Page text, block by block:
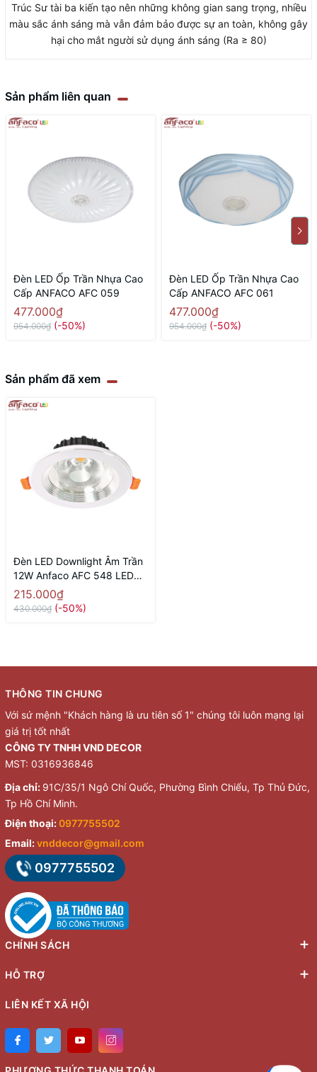
Trúc Sư tài ba kiến tạo nên những không gian sang trọng, nhiều
màu sắc ánh sáng mà vẫn đảm bảo được sự an toàn, không gây
hại cho mắt người sử dụng ánh sáng (Ra ≥ 80)
Sản phẩm liên quan
Đèn LED Ốp Trần Nhựa Cao
Cấp ANFACO AFC 059
477.000₫
954.000₫ (-50%)
Đèn LED Ốp Trần Nhựa Cao
Cấp ANFACO AFC 061
477.000₫
954.000₫ (-50%)
Sản phẩm đã xem
Đèn LED Downlight Âm Trần
12W Anfaco AFC 548 LED
12W
215.000₫
430.000₫ (-50%)
THÔNG TIN CHUNG
Với sứ mệnh "Khách hàng là ưu tiên số 1" chúng tôi luôn mạng lại
giá trị tốt nhất
CÔNG TY TNHH VND DECOR
MST: 0316936846
Địa chỉ: 91C/35/1 Ngô Chí Quốc, Phường Bình Chiểu, Tp Thủ Đức,
Tp Hồ Chí Minh.
Điện thoại: 0977755502
Email:vnddecor@gmail.com
0977755502
CHÍNH SÁCH
HỖ TRỢ
LIÊN KẾT XÃ HỘI